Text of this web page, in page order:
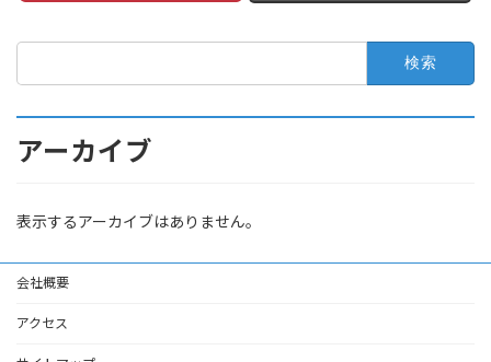
アーカイブ
表示するアーカイブはありません。
会社概要
アクセス